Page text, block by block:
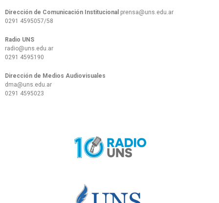
Dirección de Comunicación Institucional prensa@uns.edu.ar
0291 4595057/58
Radio UNS
radio@uns.edu.ar
0291 4595190
Dirección de Medios Audiovisuales
dma@uns.edu.ar
0291 4595023